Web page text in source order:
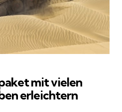
mit vielen
erleichtern